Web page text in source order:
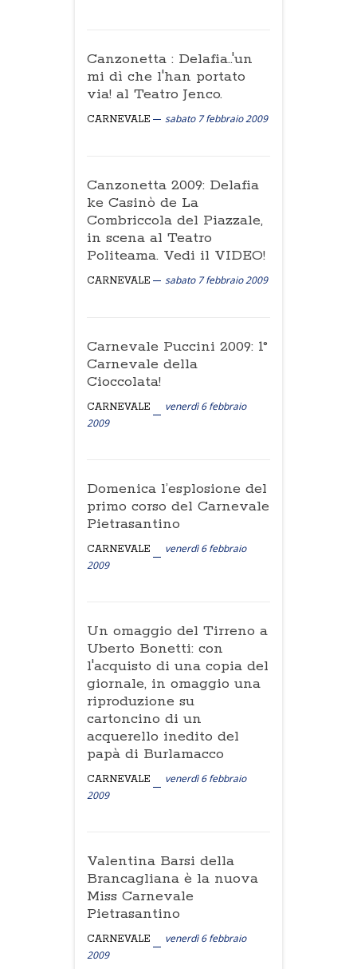
Canzonetta : Delafia..'un
mi dì che l'han portato
via! al Teatro Jenco.
CARNEVALE sabato 7 febbraio 2009
Canzonetta 2009: Delafia
ke Casinò de La
Combriccola del Piazzale,
in scena al Teatro
Politeama. Vedi il VIDEO!
CARNEVALE sabato 7 febbraio 2009
Carnevale Puccini 2009: 1°
Carnevale della
Cioccolata!
CARNEVALE
venerdì 6 febbraio
2009
Domenica l’esplosione del
primo corso del Carnevale
Pietrasantino
CARNEVALE
venerdì 6 febbraio
2009
Un omaggio del Tirreno a
Uberto Bonetti: con
l'acquisto di una copia del
giornale, in omaggio una
riproduzione su
cartoncino di un
acquerello inedito del
papà di Burlamacco
CARNEVALE
venerdì 6 febbraio
2009
Valentina Barsi della
Brancagliana è la nuova
Miss Carnevale
Pietrasantino
CARNEVALE
venerdì 6 febbraio
2009